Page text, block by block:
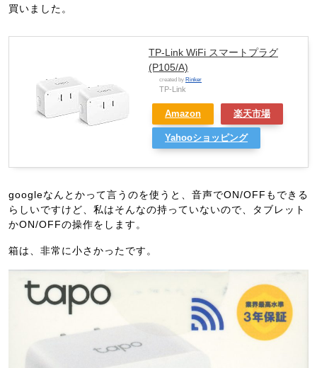
買いました。
TP-Link WiFi スマートプラグ
(P105/A)
created by Rinker
TP-Link
Amazon 楽天市場
Yahooショッピング
googleなんとかって言うのを使うと、音声でON/OFFもできる
らしいですけど、私はそんなの持っていないので、タブレット
かON/OFFの操作をします。
箱は、非常に小さかったです。